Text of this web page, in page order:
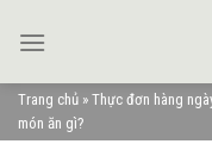
Trang chủ » Thực đơn hàng
món ăn gì?